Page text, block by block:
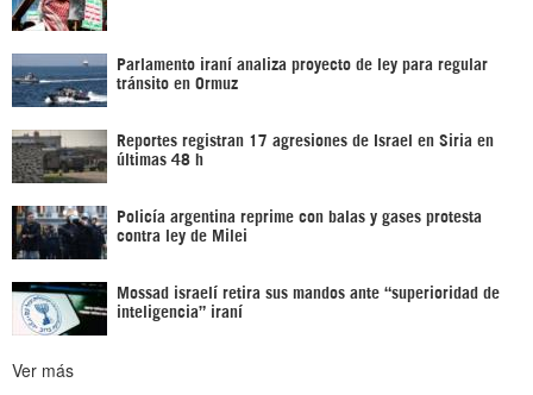
Parlamento iraní analiza proyecto de ley para regular
tránsito en Ormuz
Reportes registran 17 agresiones de Israel en Siria en
últimas 48 h
Policía argentina reprime con balas y gases protesta
contra ley de Milei
Mossad israelí retira sus mandos ante “superioridad de
inteligencia” iraní
Ver más